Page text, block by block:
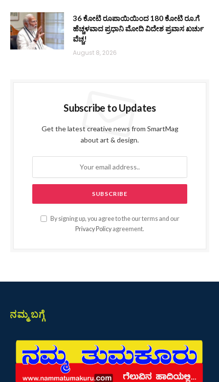
36 ಕೋಟಿ ರೂಪಾಯಿಯಿಂದ 180 ಕೋಟಿ ರೂ.ಗೆ
ಹೆಚ್ಚಳವಾದ ಪ್ರಧಾನಿ ಮೋದಿ ವಿದೇಶ ಪ್ರವಾಸ ಖರ್ಚು
ವೆಚ್ಚ!
August 8, 2026
Subscribe to Updates
Get the latest creative news from SmartMag
about art & design.
By signing up, you agree to the our terms and our
Privacy Policy agreement.
ನಮ್ಮ ಬಗ್ಗೆ